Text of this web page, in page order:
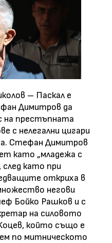
– Паскал е
Димитров да
на престъпната
с нелегални цигари
Стефан Димитров
като „младежа с
след като при
откриха в
негови
Бойко Рашков и с
на силовото
който също е
по митническото